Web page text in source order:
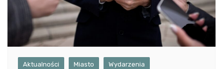
Aktualności Miasto Wydarzenia